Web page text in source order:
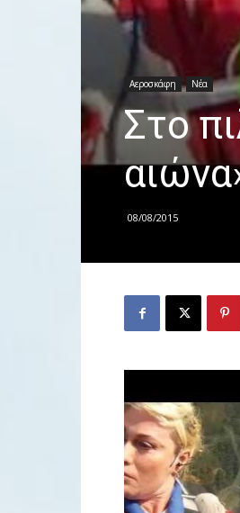
Αεροσκάφη Νέα
Στο
08/08/2015